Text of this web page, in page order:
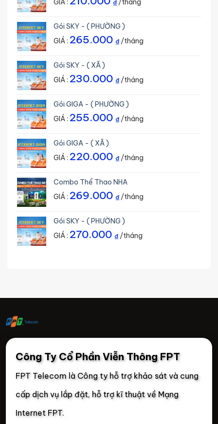
GIÁ :
₫/tháng
Gói SKY - ( PHƯỜNG )
GIÁ : 265.000 ₫/tháng
Gói SKY - ( XÃ )
GIÁ : 230.000 ₫/tháng
Gói GIGA - ( PHƯỜNG )
GIÁ : 255.000 ₫/tháng
Gói GIGA - ( XÃ )
GIÁ : 220.000 ₫/tháng
Combo Thể Thao NHA
GIÁ : 269.000 ₫/tháng
Gói SKY - ( PHƯỜNG )
GIÁ : 270.000 ₫/tháng
Công Ty Cổ Phần Viễn Thông FPT
FPT Telecom là Công ty hỗ trợ khảo sát và cung
cấp dịch vụ lắp đặt, hỗ trợ kĩ thuật về Mạng
Internet FPT.